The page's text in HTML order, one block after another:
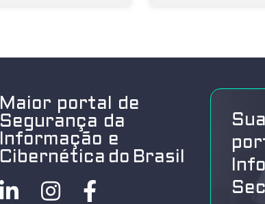
Maior portal de
Segurança da
Informação e
Cibernética do Brasil